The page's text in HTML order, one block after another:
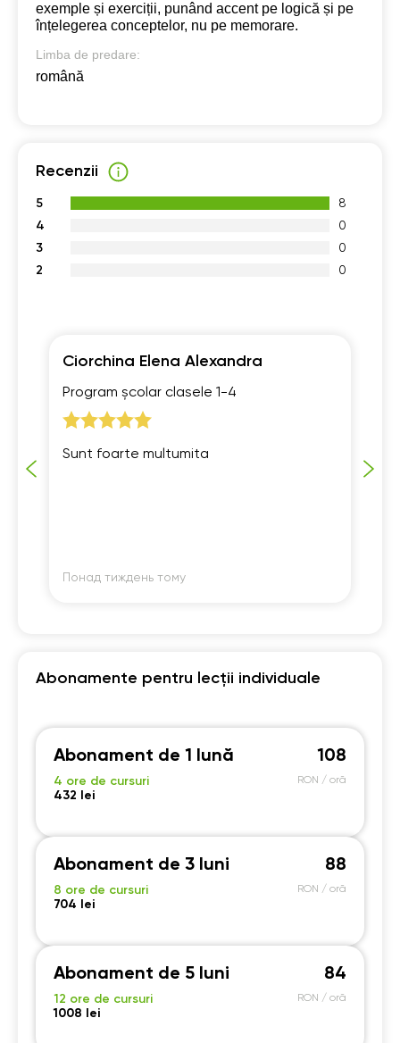
exemple și exerciții, punând accent pe logică și pe
înțelegerea conceptelor, nu pe memorare.
Limba de predare:
română
Recenzii
5
8
4
0
3
0
2
0
Ciorchina Elena Alexandra
Program școlar clasele 1-4
Sunt foarte multumita
Понад тиждень тому
Abonamente pentru lecții individuale
Abonament de 1 lună
4 ore de cursuri
432 lei
108
RON / oră
Abonament de 3 luni
8 ore de cursuri
704 lei
88
RON / oră
Abonament de 5 luni
12 ore de cursuri
1008 lei
84
RON / oră